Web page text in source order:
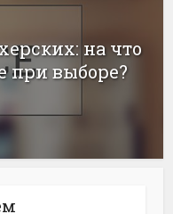
на что
при выборе?